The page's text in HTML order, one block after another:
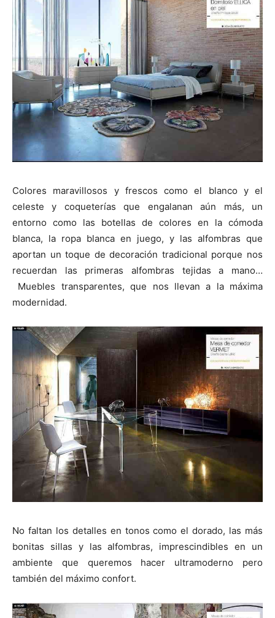
Colores maravillosos y frescos como el blanco y el
celeste y coqueterías que engalanan aún más, un
entorno como las botellas de colores en la cómoda
blanca, la ropa blanca en juego, y las alfombras que
aportan un toque de decoración tradicional porque nos
recuerdan las primeras alfombras tejidas a mano…
Muebles transparentes, que nos llevan a la máxima
modernidad.
No faltan los detalles en tonos como el dorado, las más
bonitas sillas y las alfombras, imprescindibles en un
ambiente que queremos hacer ultramoderno pero
también del máximo confort.